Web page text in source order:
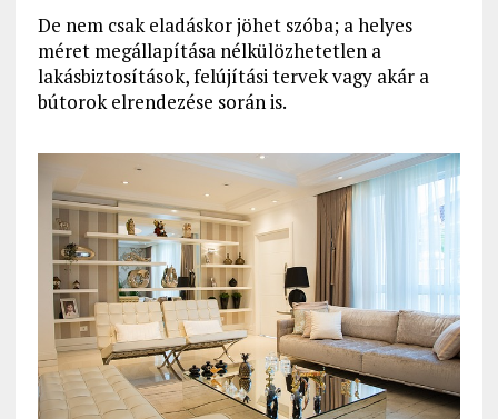
De nem csak eladáskor jöhet szóba; a helyes
méret megállapítása nélkülözhetetlen a
lakásbiztosítások, felújítási tervek vagy akár a
bútorok elrendezése során is.